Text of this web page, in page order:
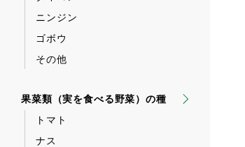
ニンジン
ゴボウ
その他
果菜類（実を食べる野菜）の種
トマト
ナス